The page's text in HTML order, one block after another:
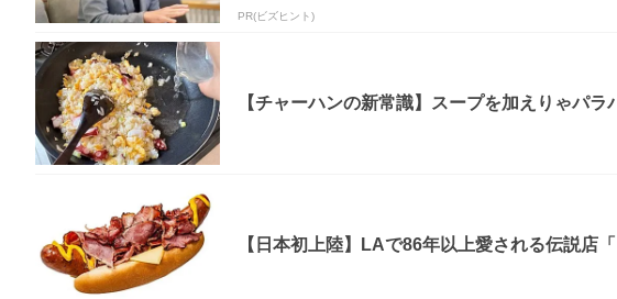
PR(ビズヒント)
【チャーハンの新常識】スープを加えりゃパ
【日本初上陸】LAで86年以上愛される伝説店